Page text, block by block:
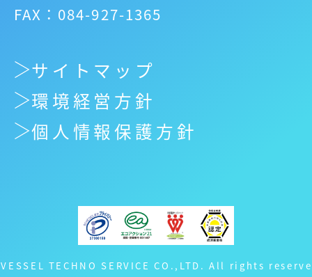
FAX：084-927-1365
TECHNO SERVICE CO.,LTD. All rights
サイトマップ
環境経営方針
個人情報保護方針